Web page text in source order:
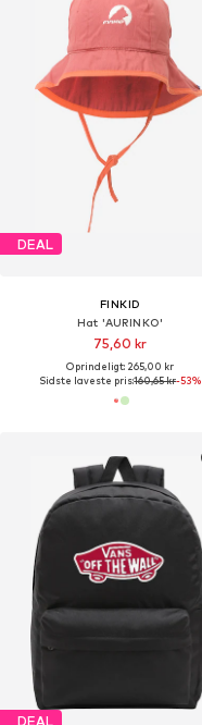
DEAL
FINKID
Hat 'AURINKO'
75,60 kr
Oprindeligt: 265,00 kr
Sidste laveste pris:160,65 kr-53%
DEAL